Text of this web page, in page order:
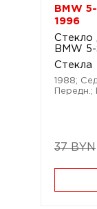
BMW
1996
Стекло
BMW
Стекла
1988;
Передн.;
37 BYN